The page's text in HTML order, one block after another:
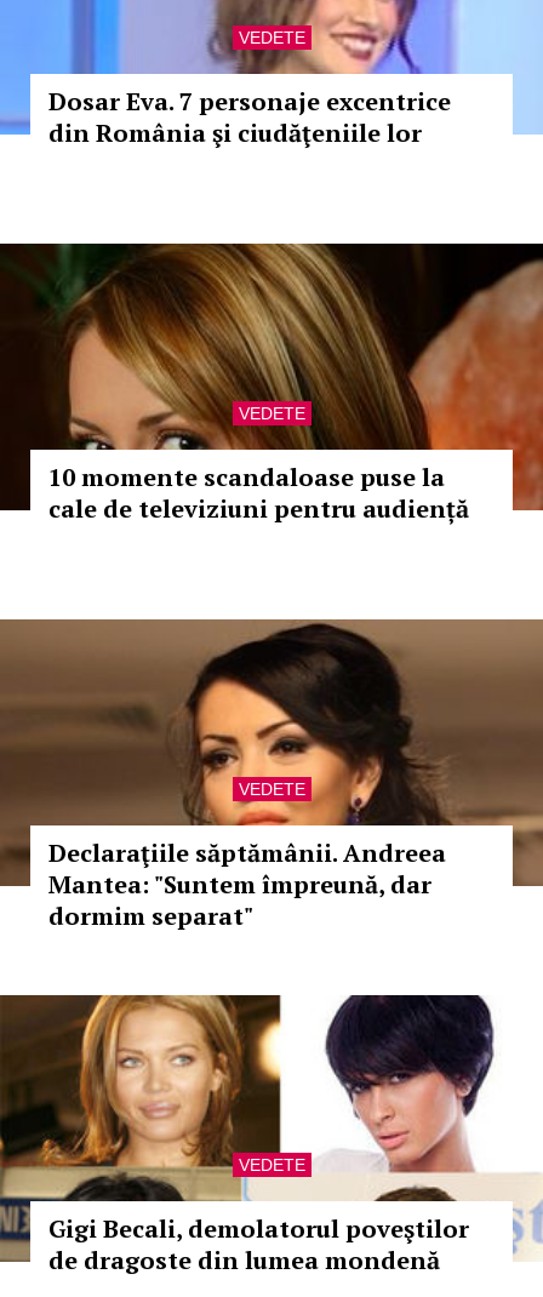
VEDETE
Dosar Eva. 7 personaje excentrice
din România şi ciudăţeniile lor
VEDETE
10 momente scandaloase puse la
cale de televiziuni pentru audiență
VEDETE
Declaraţiile săptămânii. Andreea
Mantea: "Suntem împreună, dar
dormim separat"
VEDETE
Gigi Becali, demolatorul poveştilor
de dragoste din lumea mondenă